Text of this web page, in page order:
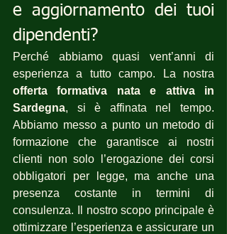
e aggiornamento dei tuoi
dipendenti?
Perché abbiamo quasi vent’anni di
offerta formativa nata e attiva in
Sardegna, si è affinata nel tempo.
Abbiamo messo a punto un metodo di
formazione che garantisce ai nostri
clienti non solo l’erogazione dei corsi
obbligatori per legge, ma anche una
presenza costante in termini di
consulenza. Il nostro scopo principale è
ottimizzare l’esperienza e assicurare un